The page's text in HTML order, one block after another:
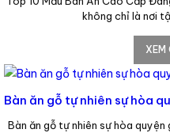
không chỉ là nơi
XEM
Bàn ăn gỗ tự nhiên sự hòa
Bàn ăn gỗ tự nhiên sự hòa